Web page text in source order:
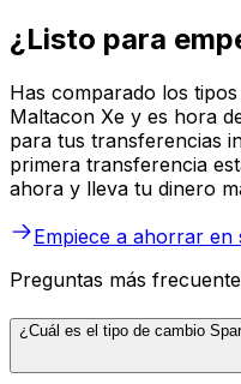
¿Listo para
Has comparado los
Maltacon Xe y es hora
para tus transferencias
primera transferencia
ahora y lleva tu dinero
Empiece a ahorrar en
Preguntas más
¿Cuál es el tipo de cambio